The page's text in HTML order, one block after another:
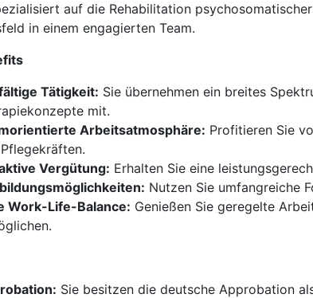
auf die Rehabilitation
in einem engagierten Team.
Tätigkeit: Sie übernehmen ein breites
mit.
Arbeitsatmosphäre: Profitieren Sie
Vergütung: Erhalten Sie eine
Nutzen Sie umfangreiche
Work-Life-Balance: Genießen Sie geregelte
Sie besitzen die deutsche Approbation